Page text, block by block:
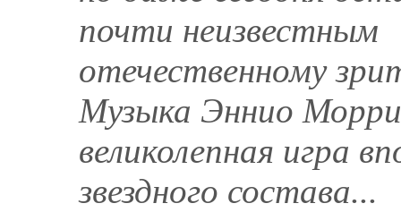
почти неизвестным
отечественному
Музыка Эннио
великолепная игра
звездного состава...